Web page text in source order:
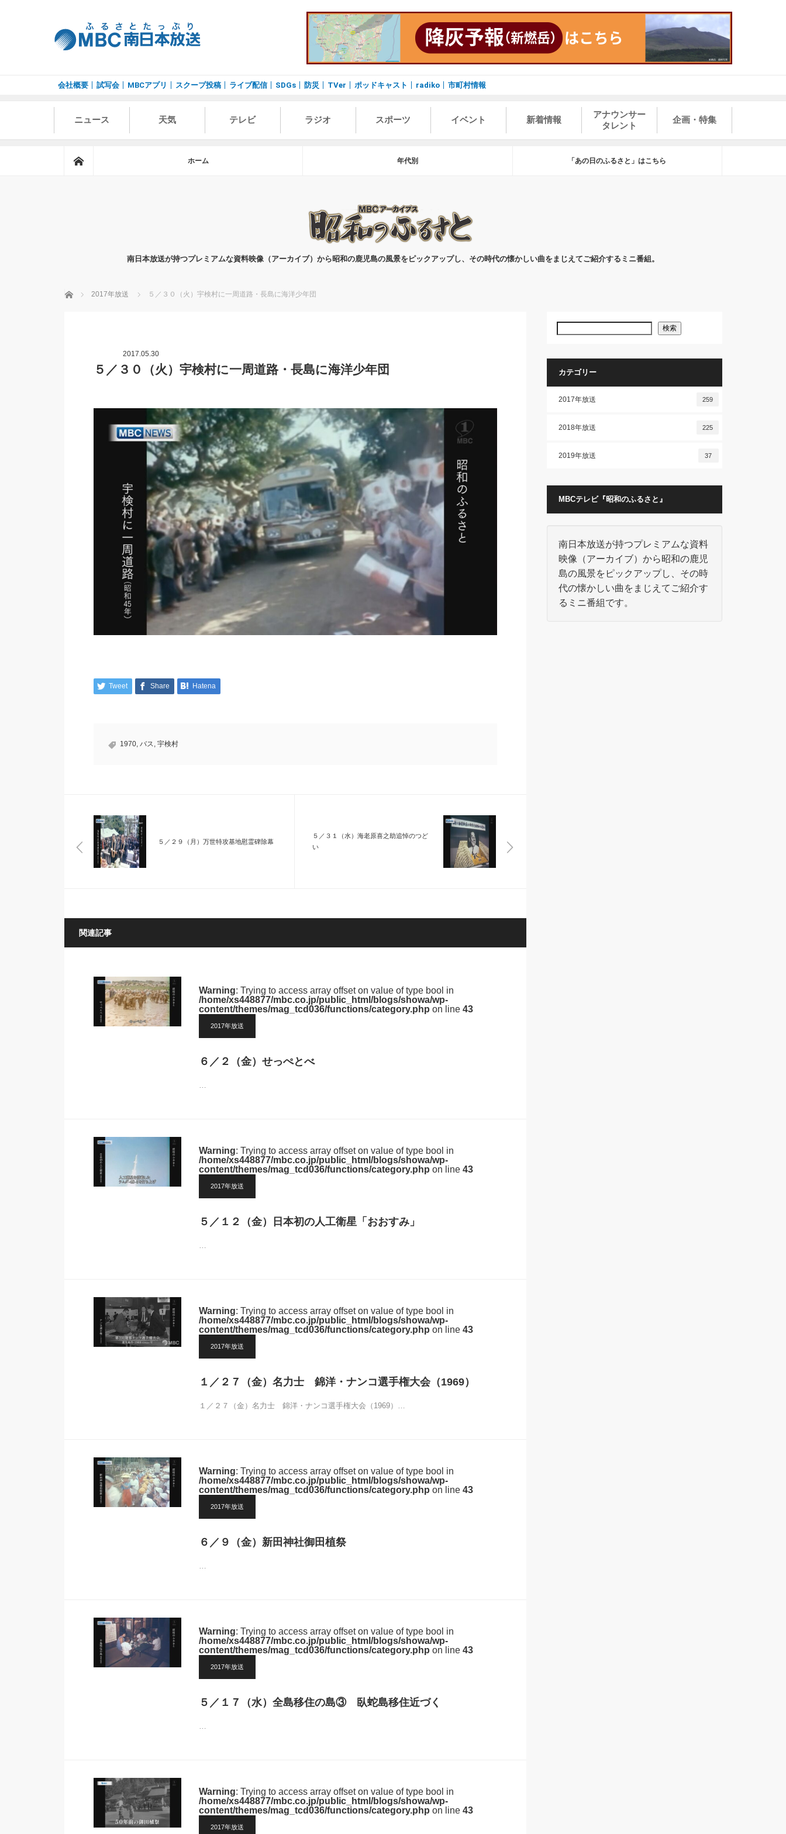
会社概要 試写会 MBCアプリ スクープ投稿 ライブ配信 SDGs 防災 TVer ポッドキャスト radiko 市町村情報
ニュース 天気 テレビ ラジオ スポーツ イベント 新着情報
アナウンサー
タレント
企画・特集
ホーム 年代別 「あの日のふるさと」はこちら
南日本放送が持つプレミアムな資料映像（アーカイブ）から昭和の鹿児島の風景をピックアップし、その時代の懐かしい曲をまじえてご紹介するミニ番組。
ホーム 2017年放送 ５／３０（火）宇検村に一周道路・長島に海洋少年団
2017.05.30
５／３０（火）宇検村に一周道路・長島に海洋少年団
Tweet Share Hatena
1970, バス, 宇検村
５／２９（月）万世特攻基地慰霊碑除幕
５／３１（水）海老原喜之助追悼のつど
い
関連記事
Warning: Trying to access array offset on value of type bool in
/home/xs448877/mbc.co.jp/public_html/blogs/showa/wp-
content/themes/mag_tcd036/functions/category.php on line 43
2017年放送
６／２（金）せっぺとべ
…
Warning: Trying to access array offset on value of type bool in
/home/xs448877/mbc.co.jp/public_html/blogs/showa/wp-
content/themes/mag_tcd036/functions/category.php on line 43
2017年放送
５／１２（金）日本初の人工衛星「おおすみ」
…
Warning: Trying to access array offset on value of type bool in
/home/xs448877/mbc.co.jp/public_html/blogs/showa/wp-
content/themes/mag_tcd036/functions/category.php on line 43
2017年放送
１／２７（金）名力士 錦洋・ナンコ選手権大会（1969）
１／２７（金）名力士 錦洋・ナンコ選手権大会（1969）…
Warning: Trying to access array offset on value of type bool in
/home/xs448877/mbc.co.jp/public_html/blogs/showa/wp-
content/themes/mag_tcd036/functions/category.php on line 43
2017年放送
６／９（金）新田神社御田植祭
…
Warning: Trying to access array offset on value of type bool in
/home/xs448877/mbc.co.jp/public_html/blogs/showa/wp-
content/themes/mag_tcd036/functions/category.php on line 43
2017年放送
５／１７（水）全島移住の島③ 臥蛇島移住近づく
…
Warning: Trying to access array offset on value of type bool in
/home/xs448877/mbc.co.jp/public_html/blogs/showa/wp-
content/themes/mag_tcd036/functions/category.php on line 43
2017年放送
検索
カテゴリー
2017年放送 259
2018年放送 225
2019年放送 37
MBCテレビ『昭和のふるさと』
南日本放送が持つプレミアムな資料
映像（アーカイブ）から昭和の鹿児
島の風景をピックアップし、その時
代の懐かしい曲をまじえてご紹介す
るミニ番組です。